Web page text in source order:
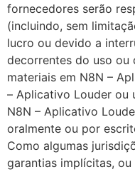
fornecedores serão
(incluindo, sem
lucro ou devido a
decorrentes do uso ou
materiais em N8N –
– Aplicativo Louder ou
N8N – Aplicativo
oralmente ou por
Como algumas
garantias implícitas,